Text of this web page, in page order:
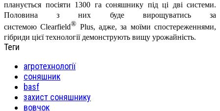
планується посіяти 1300 га соняшнику під ці дві системи.
Половина з них буде вирощуватись за
системоюClearfield® Plus, адже, за моїми спостереженнями,
гібриди цієї технології демонструють вищу урожайність.
Теги
агротехнології
соняшник
basf
захист соняшнику
вовчок